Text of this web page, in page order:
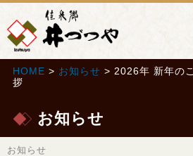
HOME > お知らせ > 2026年 新年の
拶
お知らせ
お知らせ